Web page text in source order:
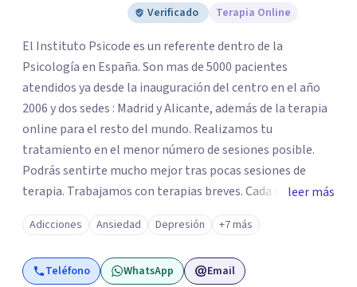
Verificado
Terapia Online
El Instituto Psicode es un referente dentro de la
Psicología en España. Son mas de 5000 pacientes
atendidos ya desde la inauguración del centro en el año
2006 y dos sedes : Madrid y Alicante, además de la terapia
online para el resto del mundo. Realizamos tu
tratamiento en el menor número de sesiones posible.
Podrás sentirte mucho mejor tras pocas sesiones de
terapia. Trabajamos con terapias breves. Cada sesión de
terapia te resultará de utilidad y te ayudará a conseguir
tus objetivos. Entre nuestras especialidades destaca la
terapia de pareja y sexual, así como el tratamiento de
problemas emocionales, obsesiones, ansiedad , estrés,
leer más
Adicciones Ansiedad Depresión +7 más
Teléfono WhatsApp Email